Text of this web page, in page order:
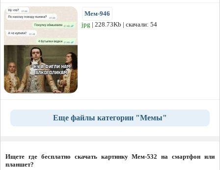
Мем-946
jpg | 228.73Kb | скачали: 54
Еще файлы категории "Мемы"
Ищете где бесплатно скачать картинку Мем-532 на смартфон или
планшет?